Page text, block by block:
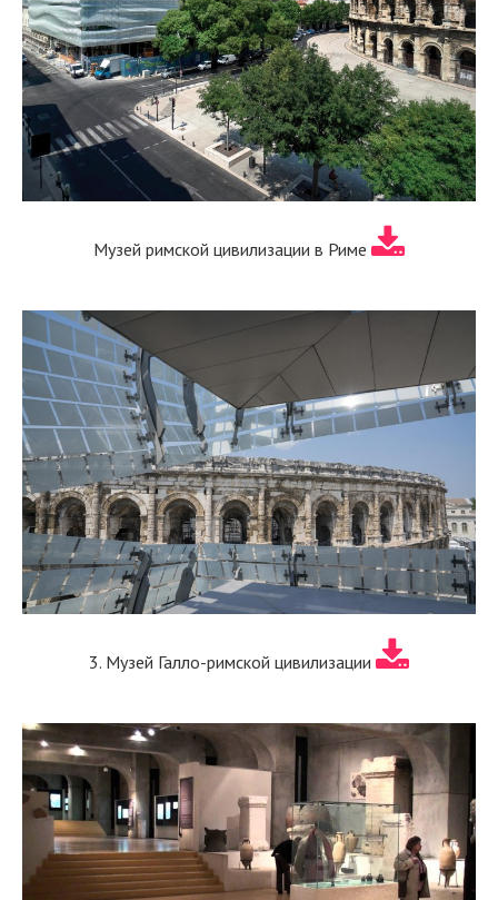
Музей римской цивилизации в Риме
3. Музей Галло-римской цивилизации